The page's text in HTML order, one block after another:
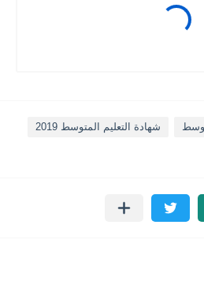
شهادة التعليم المتوسط 2019